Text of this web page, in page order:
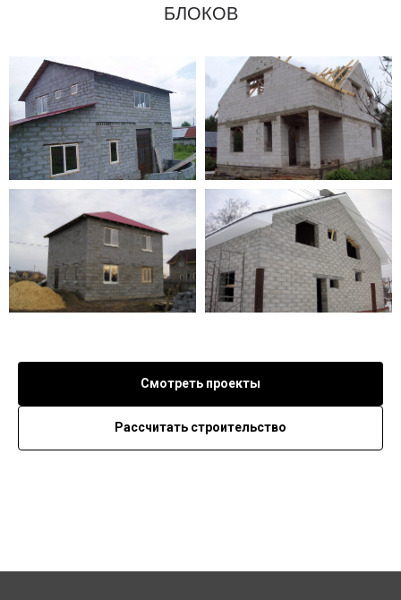
БЛОКОВ
Смотреть проекты
Рассчитать строительство